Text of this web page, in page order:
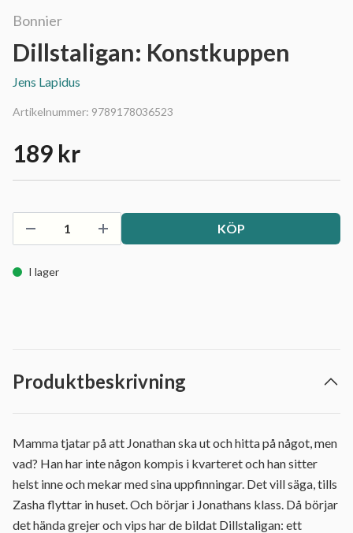
Bonnier
Dillstaligan: Konstkuppen
Jens Lapidus
Artikelnummer: 9789178036523
189 kr
KÖP
I lager
Produktbeskrivning
Mamma tjatar på att Jonathan ska ut och hitta på något, men
vad? Han har inte någon kompis i kvarteret och han sitter
helst inne och mekar med sina uppfinningar. Det vill säga, tills
Zasha flyttar in huset. Och börjar i Jonathans klass. Då börjar
det hända grejer och vips har de bildat Dillstaligan: ett